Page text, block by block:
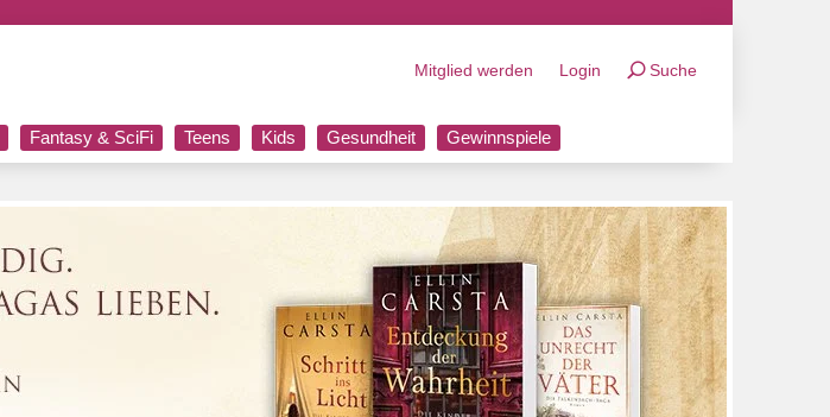
Mitglied werden Login Suche
Fantasy & SciFi Teens Kids Gesundheit Gewinnspiele